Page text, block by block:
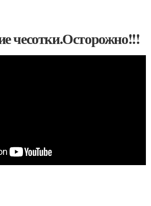
чесотки.Осторожно!!!